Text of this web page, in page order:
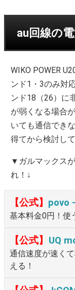
au回線の
WIKO POWER
ンド1・3のみ対
ンド18（26）に
が弱くなる場合
いても通信でき
得てから検討して
▼ガルマックス
れ！↓
【公式】 povo
基本料金0円！使
【公式】 UQ
通信速度が速く
える！